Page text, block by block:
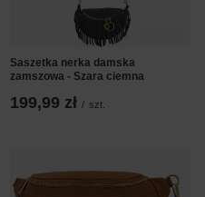
Saszetka nerka damska
zamszowa - Szara ciemna
199,99 zł / szt.